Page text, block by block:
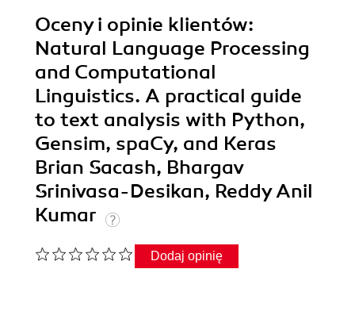
Oceny i opinie klientów:
Natural Language Processing
and Computational
Linguistics. A practical guide
to text analysis with Python,
Gensim, spaCy, and Keras
Brian Sacash, Bhargav
Srinivasa-Desikan, Reddy Anil
Kumar
Dodaj opinię